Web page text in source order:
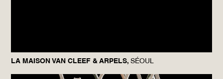
LA MAISON VAN CLEEF & ARPELS,SÉOUL